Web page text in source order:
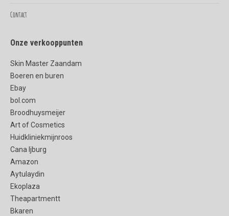
Contact
Onze verkooppunten
Skin Master Zaandam
Boeren en buren
Ebay
bol.com
Broodhuysmeijer
Art of Cosmetics
Huidkliniekmijnroos
Cana Ijburg
Amazon
Aytulaydin
Ekoplaza
Theapartmentt
Bkaren